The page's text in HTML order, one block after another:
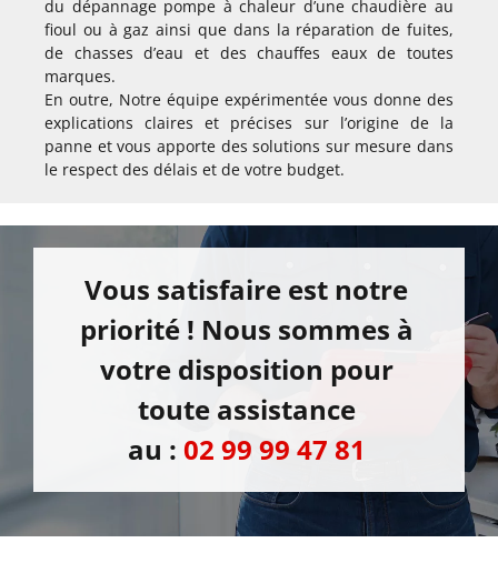
du dépannage pompe à chaleur d’une chaudière au
fioul ou à gaz ainsi que dans la réparation de fuites,
de chasses d’eau et des chauffes eaux de toutes
marques.
En outre, Notre équipe expérimentée vous donne des
explications claires et précises sur l’origine de la
panne et vous apporte des solutions sur mesure dans
le respect des délais et de votre budget.
Vous satisfaire est notre
priorité ! Nous sommes à
votre disposition pour
toute assistance
au : 02 99 99 47 81